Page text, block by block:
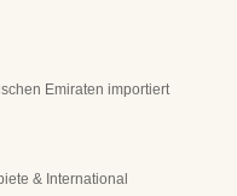
Emiraten importiert
& International